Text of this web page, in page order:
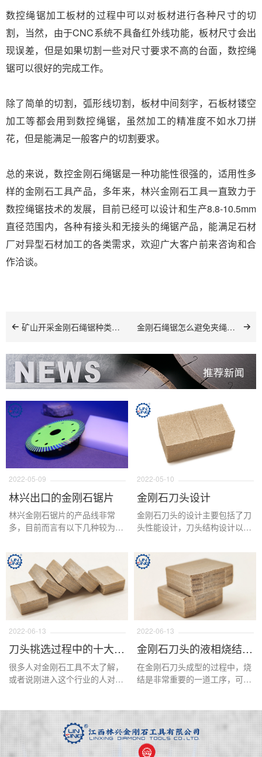
数控绳锯加工板材的过程中可以对板材进行各种尺寸的切
割，当然，由于CNC系统不具备红外线功能，板材尺寸会出
现误差，但是如果切割一些对尺寸要求不高的台面，数控绳
锯可以很好的完成工作。
除了简单的切割，弧形线切割，板材中间刻字，石板材镂空
加工等都会用到数控绳锯，虽然加工的精准度不如水刀拼
花，但是能满足一般客户的切割要求。
总的来说，数控金刚石绳锯是一种功能性很强的，适用性多
样的金刚石工具产品，多年来，林兴金刚石工具一直致力于
数控绳锯技术的发展，目前已经可以设计和生产8.8-10.5mm
直径范围内，各种有接头和无接头的绳锯产品，能满足石材
厂对异型石材加工的各类需求，欢迎广大客户前来咨询和合
作洽谈。
矿山开采金刚石绳锯种类以及特点 金刚石绳锯怎么避免夹绳断绳
2022-05-09
林兴出口的金刚石锯片
林兴金刚石锯片的产品线非常
多，目前而言有以下几种较为常
大理石切边锯片，普通花岗岩切
边锯片，消音片，水平切，对破
锯片，钎焊锯片，有序锯片，电
镀锯片以及各类金刚石小切片。
2022-05-10
金刚石刀头设计
金刚石刀头的设计主要包括了刀
头性能设计，刀头结构设计以及
们针对这三个方面进行详细的说
明。
2022-06-13
刀头挑选过程中的十大误区
很多人对金刚石工具不太了解，
或者说刚进入这个行业的人对金
为错的是对的，或者走入一些误
区，下面这篇文章主要介绍这些
内容。
2022-06-13
金刚石刀头的液相烧结和固相烧结
在金刚石刀头成型的过程中，烧
结是非常重要的一道工序，可以
等要素，在这道工序中液相烧结
和固相烧结是最常用的加工原
理，那么好的金刚石刀头是怎样
的烧结原理呢？下面本文来进行